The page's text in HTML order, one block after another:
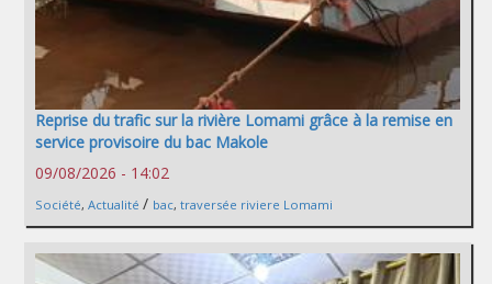
Reprise du trafic sur la rivière Lomami grâce à la remise en
service provisoire du bac Makole
09/08/2026 - 14:02
Société, Actualité / bac, traversée riviere Lomami